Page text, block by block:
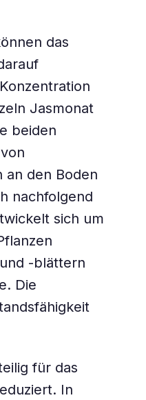
das
Jasmonat
beiden
an den Boden
nachfolgend
sich um
-blättern
Die
für das
In